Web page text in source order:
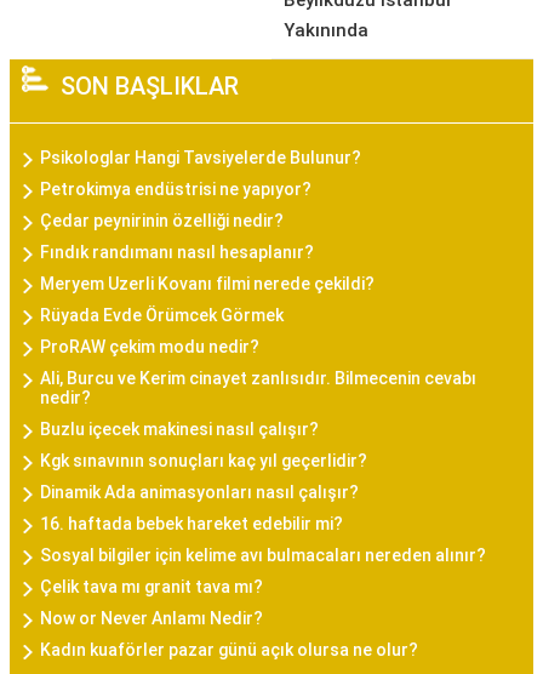
Yakınında
SON BAŞLIKLAR
Psikologlar Hangi Tavsiyelerde Bulunur?
Petrokimya endüstrisi ne yapıyor?
Çedar peynirinin özelliği nedir?
Fındık randımanı nasıl hesaplanır?
Meryem Uzerli Kovanı filmi nerede çekildi?
Rüyada Evde Örümcek Görmek
ProRAW çekim modu nedir?
Ali, Burcu ve Kerim cinayet zanlısıdır. Bilmecenin cevabı
nedir?
Buzlu içecek makinesi nasıl çalışır?
Kgk sınavının sonuçları kaç yıl geçerlidir?
Dinamik Ada animasyonları nasıl çalışır?
16. haftada bebek hareket edebilir mi?
Sosyal bilgiler için kelime avı bulmacaları nereden alınır?
Çelik tava mı granit tava mı?
Now or Never Anlamı Nedir?
Kadın kuaförler pazar günü açık olursa ne olur?